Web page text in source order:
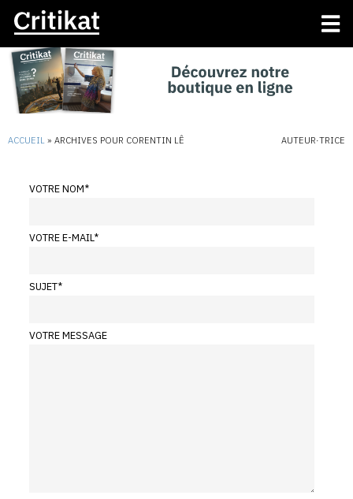
ACCUEIL » ARCHIVES POUR CORENTIN LÊ AUTEUR·TRICE
VOTRE NOM*
VOTRE E-MAIL*
SUJET*
VOTRE MESSAGE